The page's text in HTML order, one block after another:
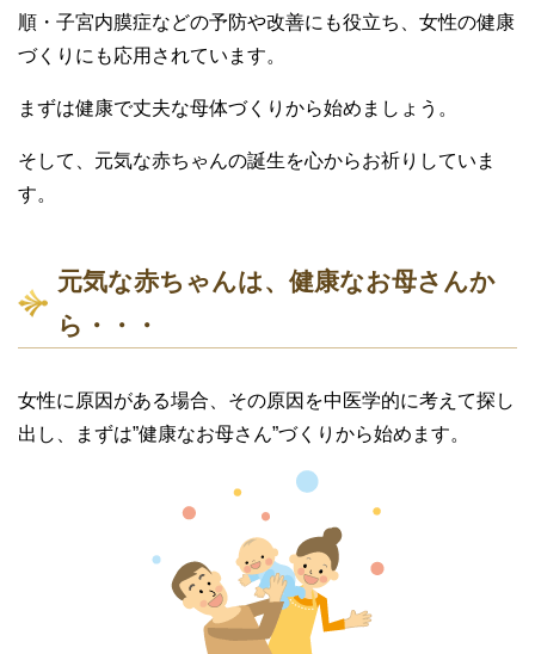
順・子宮内膜症などの予防や改善にも役立ち、女性の健康
づくりにも応用されています。
まずは健康で丈夫な母体づくりから始めましょう。
そして、元気な赤ちゃんの誕生を心からお祈りしていま
す。
元気な赤ちゃんは、健康なお母さんか
ら・・・
女性に原因がある場合、その原因を中医学的に考えて探し
出し、まずは”健康なお母さん”づくりから始めます。